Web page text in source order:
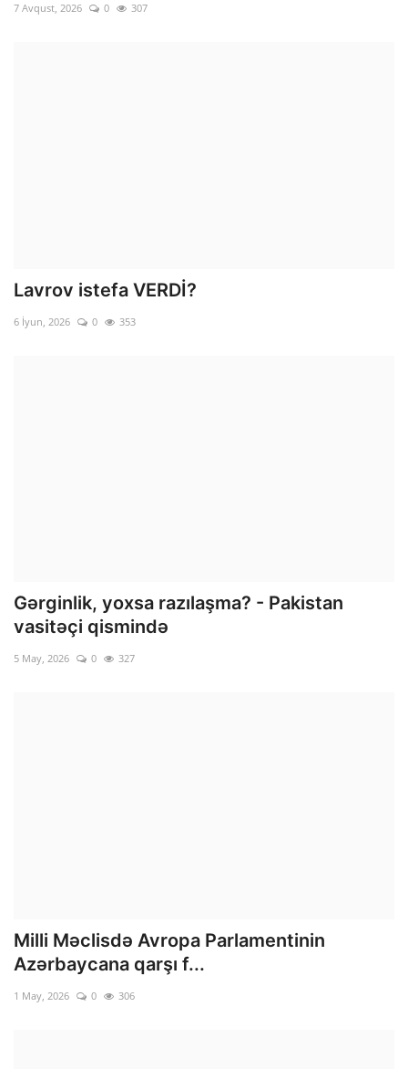
7 Avqust, 2026 0 307
Lavrov istefa VERDİ?
6 İyun, 2026 0 353
Gərginlik, yoxsa razılaşma? - Pakistan
vasitəçi qismində
5 May, 2026 0 327
Milli Məclisdə Avropa Parlamentinin
Azərbaycana qarşı f...
1 May, 2026 0 306